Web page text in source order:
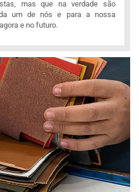
mas que na verdade são
um de nós e para a nossa
e no futuro.